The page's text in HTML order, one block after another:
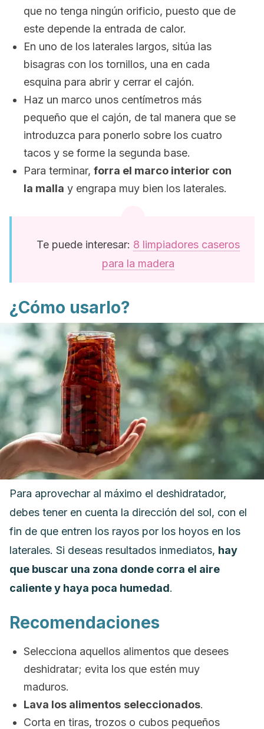
que no tenga ningún orificio, puesto que de
este depende la entrada de calor.
En uno de los laterales largos, sitúa las
bisagras con los tornillos, una en cada
esquina para abrir y cerrar el cajón.
Haz un marco unos centímetros más
pequeño que el cajón, de tal manera que se
introduzca para ponerlo sobre los cuatro
tacos y se forme la segunda base.
Para terminar, forra el marco interior con
la malla y engrapa muy bien los laterales.
Te puede interesar: 8 limpiadores caseros
para la madera
¿Cómo usarlo?
Para aprovechar al máximo el deshidratador,
debes tener en cuenta la dirección del sol, con el
fin de que entren los rayos por los hoyos en los
laterales. Si deseas resultados inmediatos, hay
que buscar una zona donde corra el aire
caliente y haya poca humedad.
Recomendaciones
Selecciona aquellos alimentos que desees
deshidratar; evita los que estén muy
maduros.
Lava los alimentos seleccionados.
Corta en tiras, trozos o cubos pequeños